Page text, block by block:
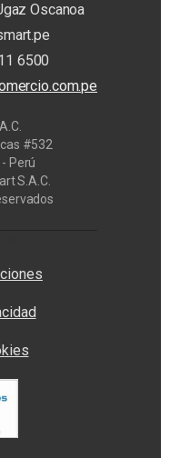
Oscanoa
6500
#532
Perú
S.A.C.